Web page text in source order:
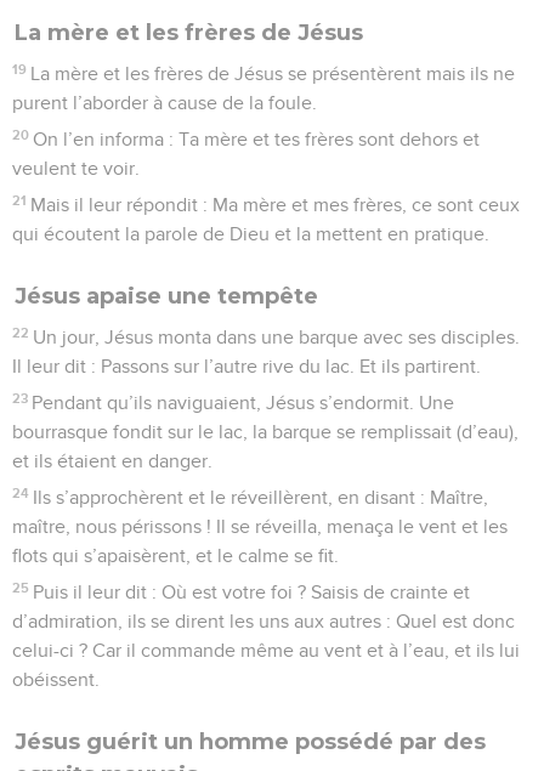
La mère et les frères de Jésus
19 La mère et les frères de Jésus se présentèrent mais ils ne
purent l’aborder à cause de la foule.
20 On l’en informa : Ta mère et tes frères sont dehors et
veulent te voir.
21 Mais il leur répondit : Ma mère et mes frères, ce sont ceux
qui écoutent la parole de Dieu et la mettent en pratique.
Jésus apaise une tempête
22 Un jour, Jésus monta dans une barque avec ses disciples.
Il leur dit : Passons sur l’autre rive du lac. Et ils partirent.
23 Pendant qu’ils naviguaient, Jésus s’endormit. Une
bourrasque fondit sur le lac, la barque se remplissait (d’eau),
et ils étaient en danger.
24 Ils s’approchèrent et le réveillèrent, en disant : Maître,
maître, nous périssons ! Il se réveilla, menaça le vent et les
flots qui s’apaisèrent, et le calme se fit.
25 Puis il leur dit : Où est votre foi ? Saisis de crainte et
d’admiration, ils se dirent les uns aux autres : Quel est donc
celui-ci ? Car il commande même au vent et à l’eau, et ils lui
obéissent.
Jésus guérit un homme possédé par des